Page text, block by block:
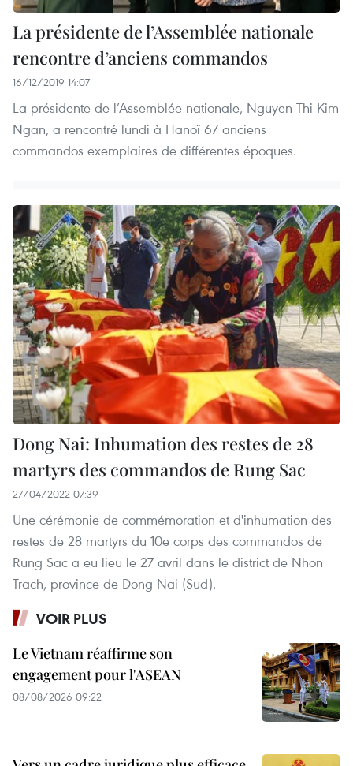
La présidente de l’Assemblée nationale
rencontre d’anciens commandos
16/12/2019 14:07
La présidente de l’Assemblée nationale, Nguyen Thi Kim
Ngan, a rencontré lundi à Hanoï 67 anciens
commandos exemplaires de différentes époques.
Dong Nai: Inhumation des restes de 28
martyrs des commandos de Rung Sac
27/04/2022 07:39
Une cérémonie de commémoration et d'inhumation des
restes de 28 martyrs du 10e corps des commandos de
Rung Sac a eu lieu le 27 avril dans le district de Nhon
Trach, province de Dong Nai (Sud).
VOIR PLUS
Le Vietnam réaffirme son
engagement pour l'ASEAN
08/08/2026 09:22